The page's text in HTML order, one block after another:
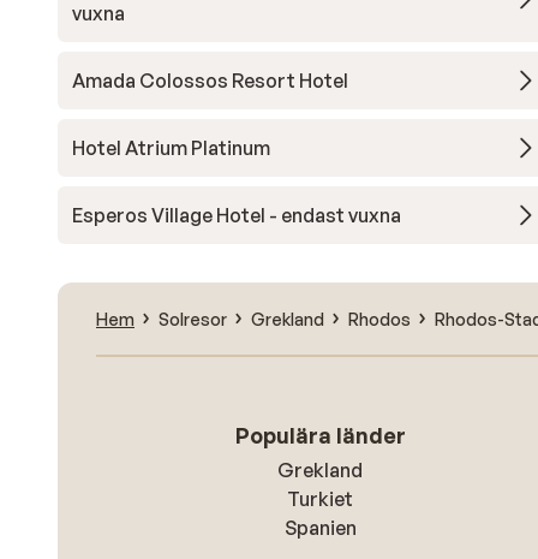
vuxna
Amada Colossos Resort Hotel
Hotel Atrium Platinum
Esperos Village Hotel - endast vuxna
Hem Solresor Grekland Rhodos Rhodos-
Populära länder
Grekland
Turkiet
Spanien